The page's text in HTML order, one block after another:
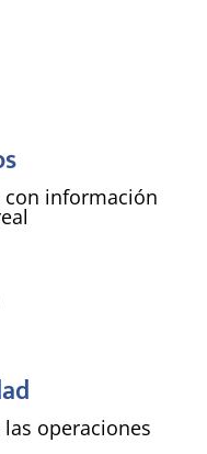
con información
operaciones